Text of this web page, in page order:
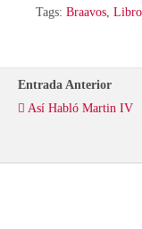
i
t
c
b
Tags: Braavos,
Entrada Anterior
Así Habló Martin IV